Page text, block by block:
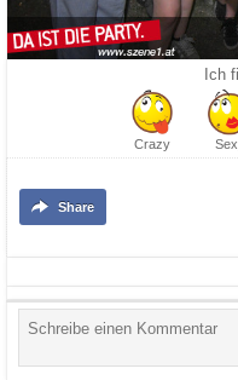
Ich
Crazy
Share